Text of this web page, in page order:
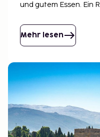
und gutem Essen. Ein
Mehr lesen